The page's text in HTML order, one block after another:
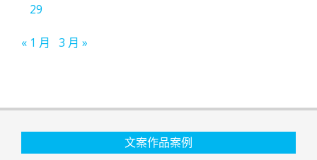
29
« 1 月 3 月 »
文案作品案例